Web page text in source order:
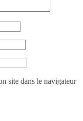
site dans le navigateur